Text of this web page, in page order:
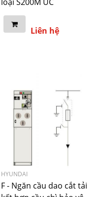
Liên hệ
HYUNDAI
F - Ngăn cầu dao cắt tải